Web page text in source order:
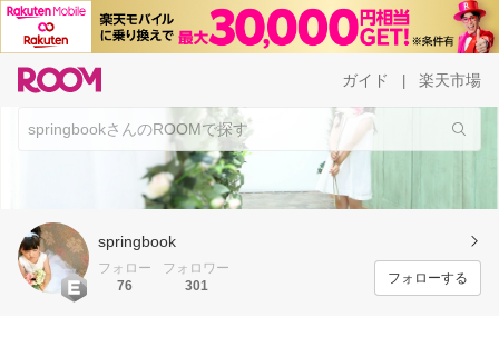
ガイド 楽天市場
springbook
フォロー
76
フォロワー
301
フォローする